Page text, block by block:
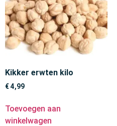
Kikker erwten kilo
€4,99
Toevoegen aan
winkelwagen